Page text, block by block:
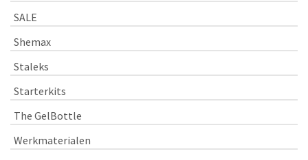
SALE
Shemax
Staleks
Starterkits
The GelBottle
Werkmaterialen